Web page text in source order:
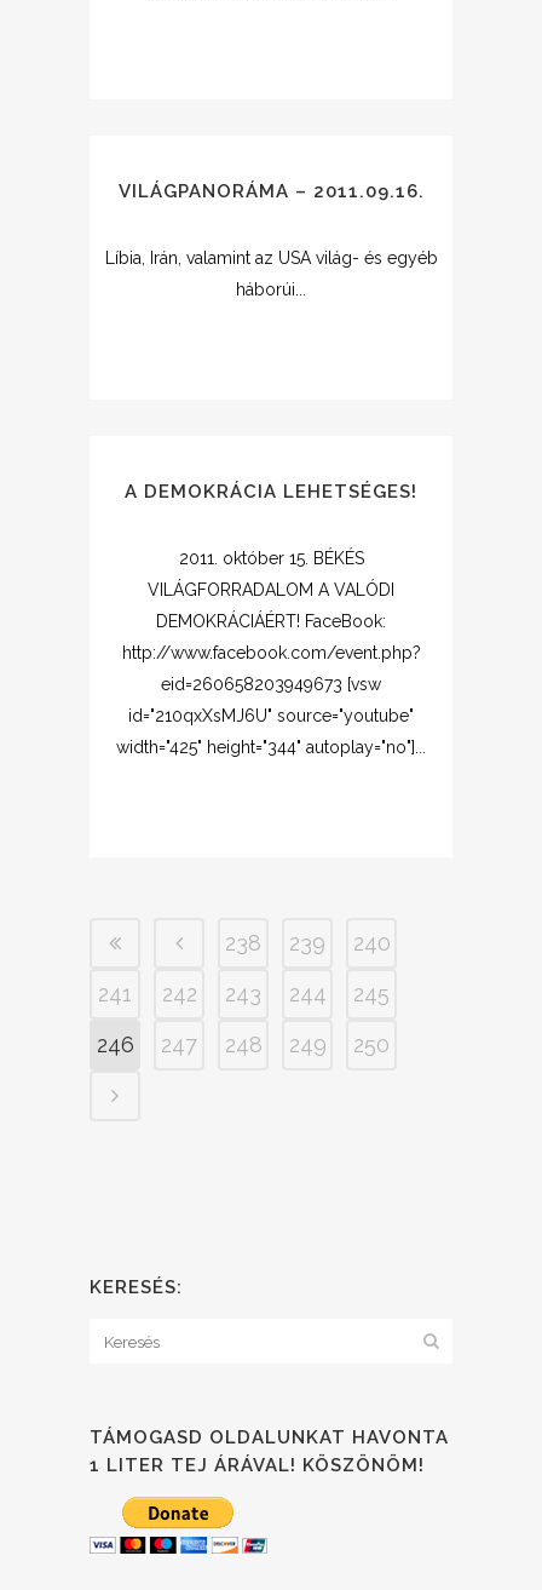
VILÁGPANORÁMA – 2011.09.16.
Líbia, Irán, valamint az USA világ- és egyéb
háborúi...
A DEMOKRÁCIA LEHETSÉGES!
2011. október 15. BÉKÉS
VILÁGFORRADALOM A VALÓDI
DEMOKRÁCIÁÉRT! FaceBook:
http://www.facebook.com/event.php?
eid=260658203949673 [vsw
id="210qxXsMJ6U" source="youtube"
width="425" height="344" autoplay="no"]...
238 239
240
241
242 243 244
245
246
247 248 249 250
KERESÉS:
TÁMOGASD OLDALUNKAT HAVONTA
1 LITER TEJ ÁRÁVAL! KÖSZÖNÖM!